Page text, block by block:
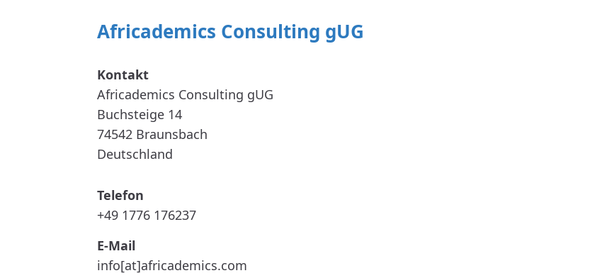
Africademics Consulting gUG
Africademics Consulting gUG
Buchsteige 14
74542 Braunsbach
Deutschland
Telefon
+49 1776 176237
E-Mail
info[at]africademics.com